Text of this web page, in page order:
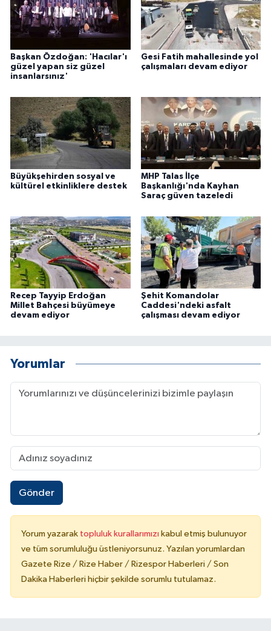
Başkan Özdoğan: 'Hacılar'ı
güzel yapan siz güzel
insanlarsınız'
Gesi Fatih mahallesinde yol
çalışmaları devam ediyor
Büyükşehirden sosyal ve
kültürel etkinliklere destek
MHP Talas İlçe
Başkanlığı'nda Kayhan
Saraç güven tazeledi
Recep Tayyip Erdoğan
Millet Bahçesi büyümeye
devam ediyor
Şehit Komandolar
Caddesi'ndeki asfalt
çalışması devam ediyor
Yorumlar
Gönder
Yorum yazarak topluluk kurallarımızı kabul etmiş bulunuyor
ve tüm sorumluluğu üstleniyorsunuz. Yazılan yorumlardan
Gazete Rize / Rize Haber / Rizespor Haberleri / Son
Dakika Haberleri hiçbir şekilde sorumlu tutulamaz.
SPOR HABERLERİ
TEKNOLOJİ
Turizm
ÜLKE GÜNDEMİ
YAŞAM
YEREL
Yerel Haberler